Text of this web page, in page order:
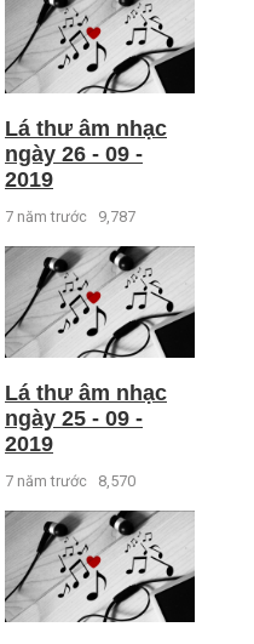
Lá thư âm nhạc
ngày 26 - 09 -
2019
7 năm trước 9,787
Lá thư âm nhạc
ngày 25 - 09 -
2019
7 năm trước 8,570